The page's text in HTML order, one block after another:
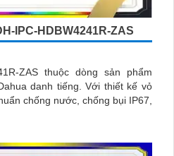
IPC-HDBW4241R-ZAS
ZAS thuộc dòng sản phẩm
tiếng. Với thiết kế vỏ
chống nước, chống bụi IP67,